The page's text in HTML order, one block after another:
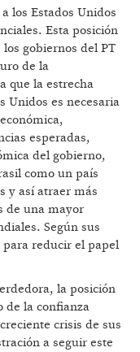
los Estados Unidos
Esta posición
gobiernos del PT
de la
que la estrecha
Unidos es necesaria
esperadas,
del gobierno,
como un país
y así atraer más
de una mayor
Según sus
reducir el papel
la posición
de la confianza
crisis de sus
a seguir este